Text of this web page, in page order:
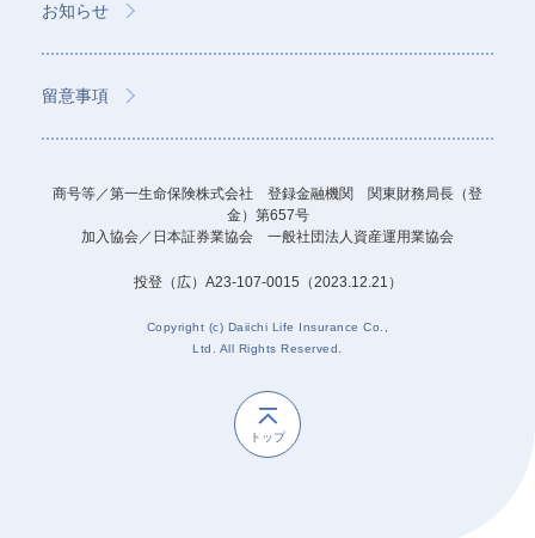
お知らせ
留意事項
商号等／第一生命保険株式会社 登録金融機関 関東財務局長（登
金）第657号
加入協会／日本証券業協会 一般社団法人資産運用業協会
投登（広）A23-107-0015（2023.12.21）
Copyright (c) Daiichi Life Insurance Co.,
Ltd. All Rights Reserved.
トップ